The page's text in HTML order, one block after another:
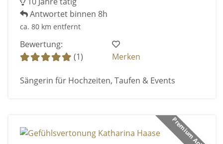
Antwortet binnen 8h
ca. 80 km entfernt
Bewertung:
(1)
Merken
Sängerin für Hochzeiten, Taufen & Events